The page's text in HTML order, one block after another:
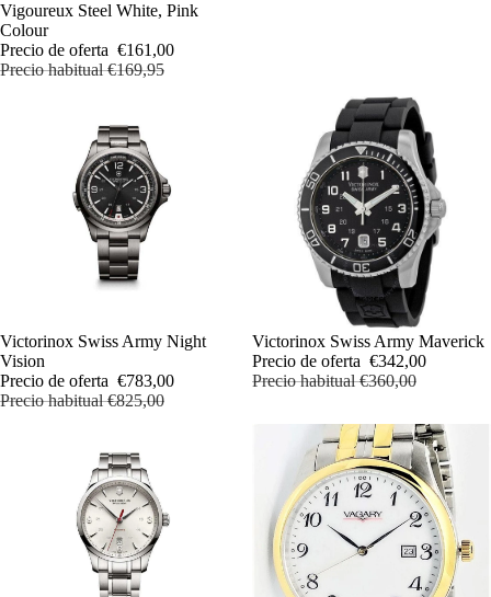
OFERTA
Vigoureux Steel White, Pink
Colour
Precio de oferta €161,00
Precio habitual€169,95
OFERTA
Victorinox Swiss Army Night
Vision
Precio de oferta €783,00
Precio habitual€825,00
OFERTA
Victorinox Swiss Army Maverick
Precio de oferta €342,00
Precio habitual€360,00